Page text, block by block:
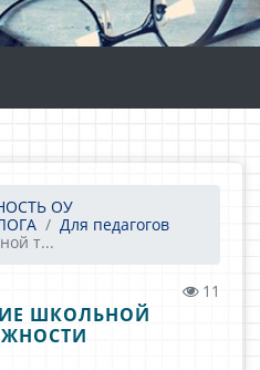
ОУ
Для педагогов
т...
11
ШКОЛЬНОЙ